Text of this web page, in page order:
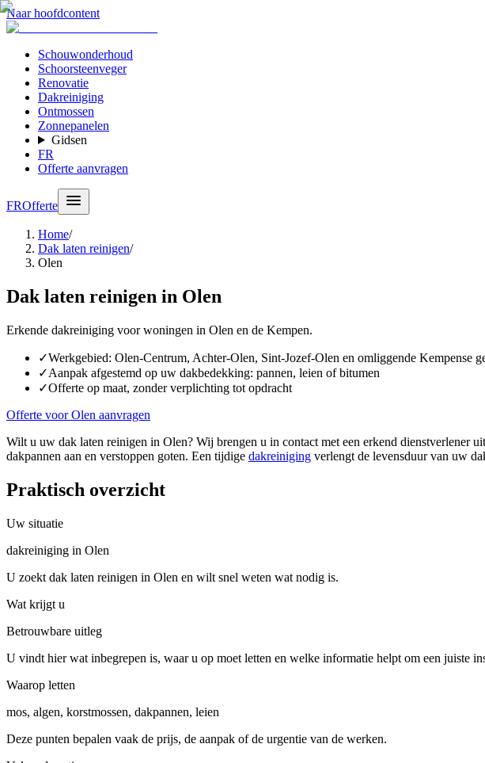
Naar hoofdcontent
Schouwonderhoud
Schoorsteenveger
Renovatie
Dakreiniging
Ontmossen
Zonnepanelen
Gidsen
FR
Offerte aanvragen
FROfferte
Home/
Dak laten reinigen/
Olen
Dak laten reinigen in Olen
Erkende dakreiniging voor woningen in Olen en de Kempen.
✓Werkgebied: Olen-Centrum, Achter-Olen, Sint-Jozef-Olen en omliggende Kempense
✓Aanpak afgestemd op uw dakbedekking: pannen, leien of bitumen
✓Offerte op maat, zonder verplichting tot opdracht
Offerte voor Olen aanvragen
Wilt u uw dak laten reinigen in Olen? Wij brengen u in contact met een erkend dienstverlener
dakpannen aan en verstoppen goten. Een tijdige dakreiniging verlengt de levensduur van uw
Praktisch overzicht
Uw situatie
dakreiniging in Olen
U zoekt dak laten reinigen in Olen en wilt snel weten wat nodig is.
Wat krijgt u
Betrouwbare uitleg
U vindt hier wat inbegrepen is, waar u op moet letten en welke informatie helpt om een juiste
Waarop letten
mos, algen, korstmossen, dakpannen, leien
Deze punten bepalen vaak de prijs, de aanpak of de urgentie van de werken.